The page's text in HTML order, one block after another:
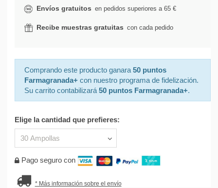
Envíos gratuitos en pedidos superiores a 65 €
Recibe muestras gratuitas con cada pedido
Comprando este producto ganara 50 puntos
Farmagranada+con nuestro programa de fidelización.
Su carrito contabilizará 50 puntos Farmagranada+.
Elige la cantidad que prefieres:
Pago seguro con
* Más información sobre el envío